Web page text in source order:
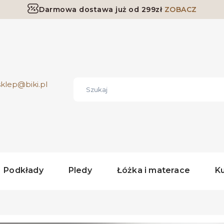
Darmowa dostawa już od 299zł ZOBACZ
Podkłady Pledy Łóżka i materace